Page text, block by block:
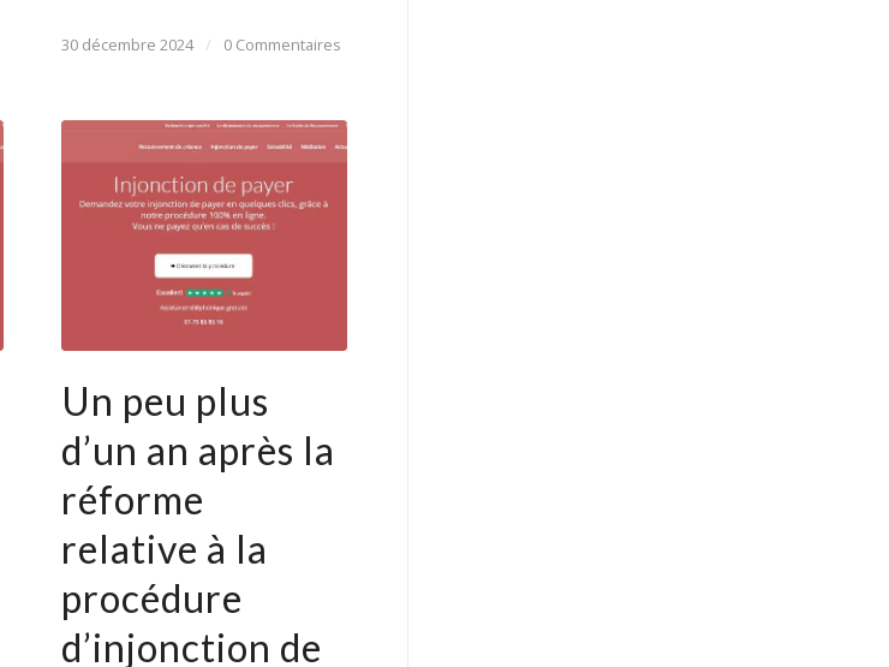
30 décembre 2024 / 0 Commentaires
Un peu plus
d’un an après la
réforme
relative à la
procédure
d’injonction de